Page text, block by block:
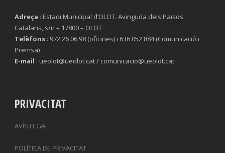
Adreça : Estadi Municipal d’OLOT. Avinguda dels Països
Catalans, s/n – 17800 – OLOT
Telèfons : 972 26 06 98 (oficines) i 636 052 884 (Comunicació i
Premsa)
E-mail : ueolot@ueolot.cat / comunicacio@ueolot.cat
PRIVACITAT
AVÍS LEGAL
POLÍTICA DE PRIVACITAT